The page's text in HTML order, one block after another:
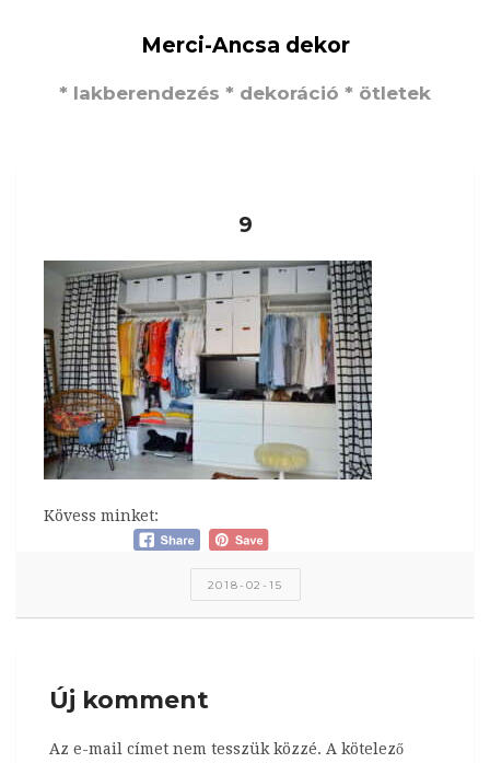
Merci-Ancsa dekor
* lakberendezés * dekoráció * ötletek
9
Kövess minket:
2018-02-15
Új komment
Az e-mail címet nem tesszük közzé. A kötelező